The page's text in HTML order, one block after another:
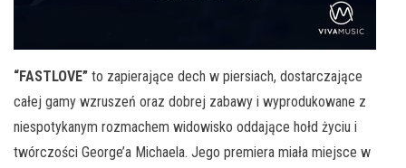
“FASTLOVE” to zapierające dech w piersiach, dostarczające
całej gamy wzruszeń oraz dobrej zabawy i wyprodukowane z
niespotykanym rozmachem widowisko oddające hołd życiu i
twórczości George’a Michaela. Jego premiera miała miejsce w